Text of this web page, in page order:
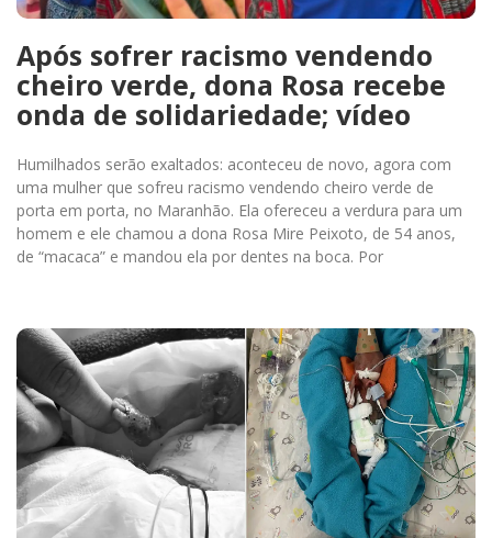
Após sofrer racismo vendendo
cheiro verde, dona Rosa recebe
onda de solidariedade; vídeo
Humilhados serão exaltados: aconteceu de novo, agora com
uma mulher que sofreu racismo vendendo cheiro verde de
porta em porta, no Maranhão. Ela ofereceu a verdura para um
homem e ele chamou a dona Rosa Mire Peixoto, de 54 anos,
de “macaca” e mandou ela por dentes na boca. Por